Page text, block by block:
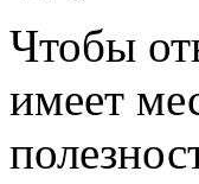
Чтобы
имеет